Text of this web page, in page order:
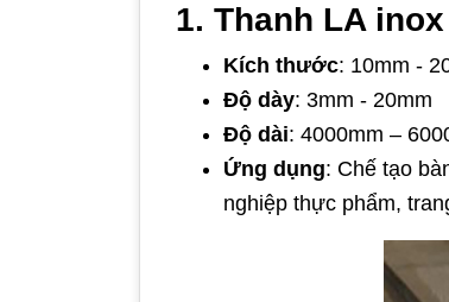
1. Thanh LA inox
Kích thước: 10mm -
Độ dày: 3mm - 20mm
Độ dài: 4000mm –
Ứng dụng: Chế tạo
nghiệp thực phẩm,